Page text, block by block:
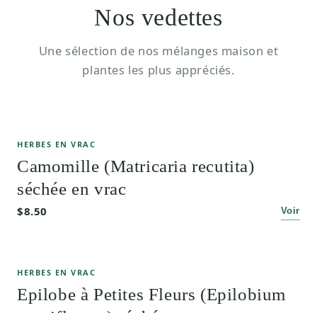
Nos vedettes
Une sélection de nos mélanges maison et
plantes les plus appréciés.
HERBES EN VRAC
Camomille (Matricaria recutita)
séchée en vrac
$8.50 Voir
HERBES EN VRAC
Epilobe à Petites Fleurs (Epilobium